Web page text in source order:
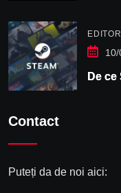
De
Contact
Puteți da de noi aici: